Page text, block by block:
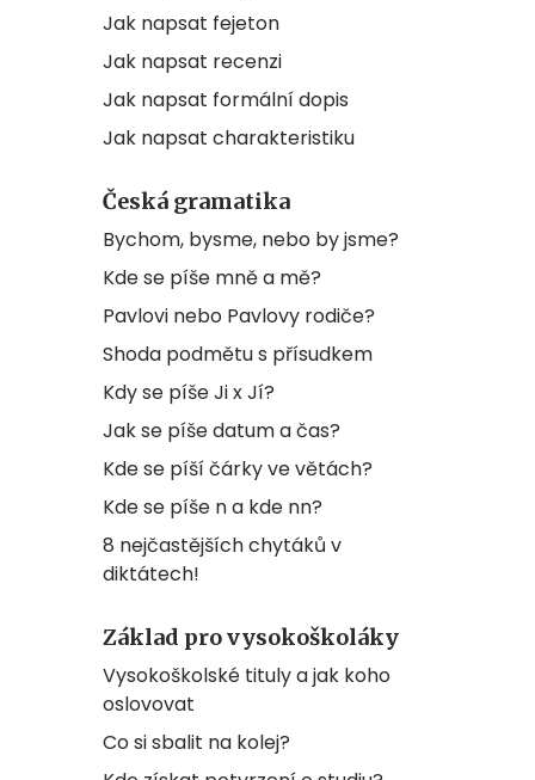
Jak napsat fejeton
Jak napsat recenzi
Jak napsat formální dopis
Jak napsat charakteristiku
Česká gramatika
Bychom, bysme, nebo by jsme?
Kde se píše mně a mě?
Pavlovi nebo Pavlovy rodiče?
Shoda podmětu s přísudkem
Kdy se píše Ji x Jí?
Jak se píše datum a čas?
Kde se píší čárky ve větách?
Kde se píše n a kde nn?
8 nejčastějších chytáků v
diktátech!
Základ pro vysokoškoláky
Vysokoškolské tituly a jak koho
oslovovat
Co si sbalit na kolej?